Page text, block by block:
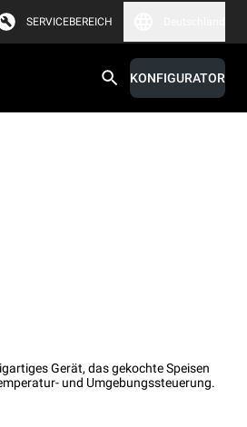
SERVICEBEREICH
KONFIGURATOR
Gerät, das gekochte Speisen
und Umgebungssteuerung.